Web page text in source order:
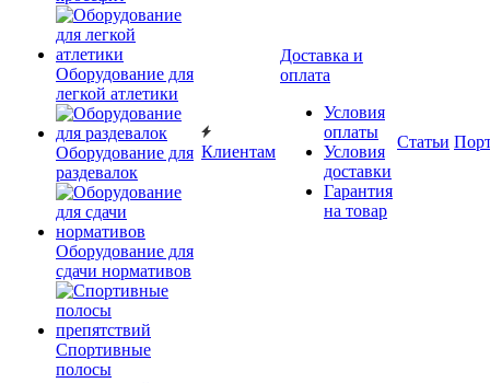
Оборудование для
легкой атлетики
Оборудование для
раздевалок
Оборудование для
сдачи нормативов
Спортивные
полосы
Клиентам
Доставка и
оплата
Условия
оплаты
Условия
доставки
Гарантия
на товар
Статьи